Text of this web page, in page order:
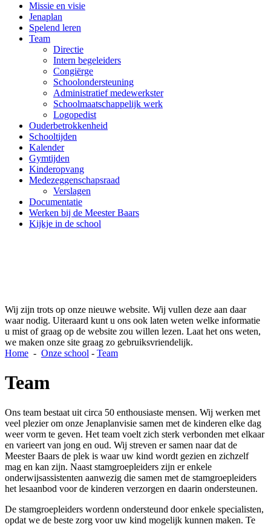
Missie en visie
Jenaplan
Spelend leren
Team
Directie
Intern begeleiders
Congiërge
Schoolondersteuning
Administratief medewerkster
Schoolmaatschappelijk werk
Logopedist
Ouderbetrokkenheid
Schooltijden
Kalender
Gymtijden
Kinderopvang
Medezeggenschapsraad
Verslagen
Documentatie
Werken bij de Meester Baars
Kijkje in de school
Wij zijn trots op onze nieuwe website. Wij vullen deze aan daar
waar nodig. Uiteraard kunt u ons ook laten weten welke informatie
u mist of graag op de website zou willen lezen. Laat het ons weten,
we maken onze site graag zo gebruiksvriendelijk.
Home - Onze school - Team
Team
Ons team bestaat uit circa 50 enthousiaste mensen. Wij werken met
veel plezier om onze Jenaplanvisie samen met de kinderen elke dag
weer vorm te geven. Het team voelt zich sterk verbonden met elkaar
en varieert van jong en oud. Wij streven er samen naar dat de
Meester Baars de plek is waar uw kind wordt gezien en zichzelf
mag en kan zijn. Naast stamgroepleiders zijn er enkele
onderwijsassistenten aanwezig die samen met de stamgroepleiders
het lesaanbod voor de kinderen verzorgen en daarin ondersteunen.
De stamgroepleiders wordenn ondersteund door enkele specialisten,
opdat we de beste zorg voor uw kind mogelijk kunnen maken. Te